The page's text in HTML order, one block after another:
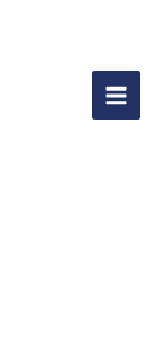
Main